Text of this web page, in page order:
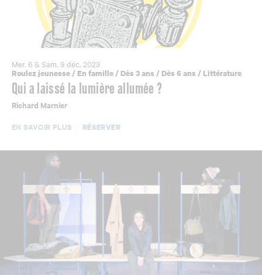
Mer. 6 & Sam. 9 déc. 2023
Roulez jeunesse/ En famille/ Dès 3 ans / Dès 6 ans / Littérature
Qui a laissé la lumière allumée ?
Richard Marnier
EN SAVOIR PLUS
RÉSERVER